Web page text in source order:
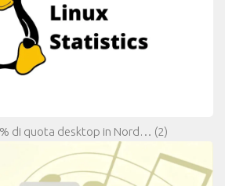
di quota desktop in Nord… (2)